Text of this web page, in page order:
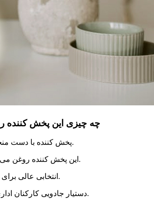
چه چیزی این پخش کننده
1. پخش کننده با دست منحصر به فرد طراحی شده است، هر یک دارای اثر متفاوت و منحصر به فرد است.
2. این پخش کننده روغن می تواند کیفیت هوا را بهبود بخشد و رطوبت را برای از بین بردن خشکی اضافه کند.
3. انتخابی عالی برای تسکین خشکی پوست ترک خورده، لب ها و خشکی سینوس ها و همچنین سرفه.
4. دستیار جادویی کارکنان اداری برای کاهش فشار، تنظیم خلق و خو، رفع خستگی و الهام بخشیدن به خلاقیت.